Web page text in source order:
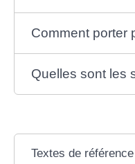
Comment porter
Quelles sont les
Textes de référence